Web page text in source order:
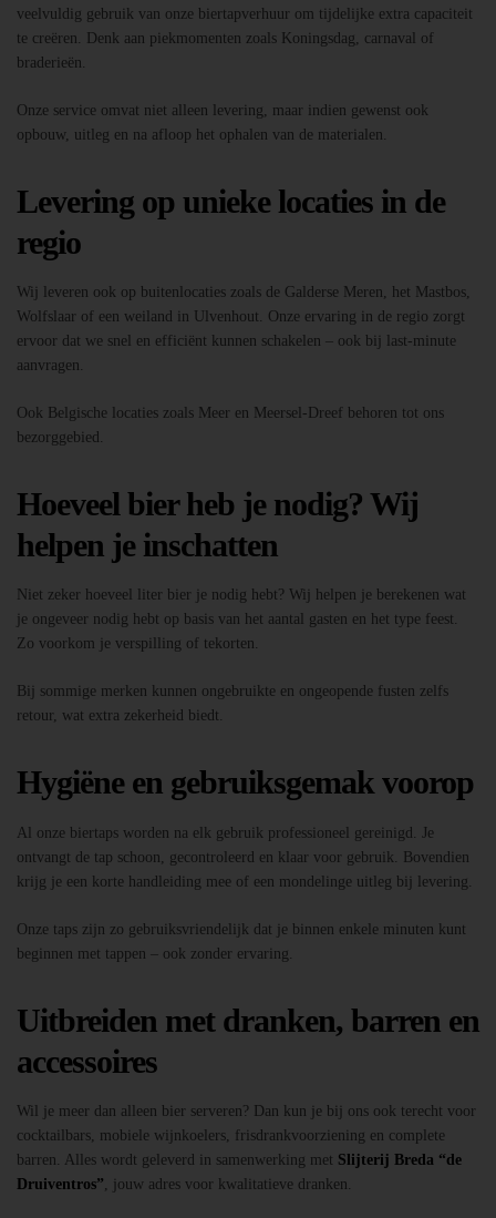
veelvuldig gebruik van onze biertapverhuur om tijdelijke extra capaciteit
te creëren. Denk aan piekmomenten zoals Koningsdag, carnaval of
braderieën.
Onze service omvat niet alleen levering, maar indien gewenst ook
opbouw, uitleg en na afloop het ophalen van de materialen.
Levering op unieke locaties in de
regio
Wij leveren ook op buitenlocaties zoals de Galderse Meren, het Mastbos,
Wolfslaar of een weiland in Ulvenhout. Onze ervaring in de regio zorgt
ervoor dat we snel en efficiënt kunnen schakelen – ook bij last-minute
aanvragen.
Ook Belgische locaties zoals Meer en Meersel-Dreef behoren tot ons
bezorggebied.
Hoeveel bier heb je nodig? Wij
helpen je inschatten
Niet zeker hoeveel liter bier je nodig hebt? Wij helpen je berekenen wat
je ongeveer nodig hebt op basis van het aantal gasten en het type feest.
Zo voorkom je verspilling of tekorten.
Bij sommige merken kunnen ongebruikte en ongeopende fusten zelfs
retour, wat extra zekerheid biedt.
Hygiëne en gebruiksgemak voorop
Al onze biertaps worden na elk gebruik professioneel gereinigd. Je
ontvangt de tap schoon, gecontroleerd en klaar voor gebruik. Bovendien
krijg je een korte handleiding mee of een mondelinge uitleg bij levering.
Onze taps zijn zo gebruiksvriendelijk dat je binnen enkele minuten kunt
beginnen met tappen – ook zonder ervaring.
Uitbreiden met dranken, barren en
accessoires
Wil je meer dan alleen bier serveren? Dan kun je bij ons ook terecht voor
cocktailbars, mobiele wijnkoelers, frisdrankvoorziening en complete
barren. Alles wordt geleverd in samenwerking met Slijterij Breda “de
Druiventros” , jouw adres voor kwalitatieve dranken.